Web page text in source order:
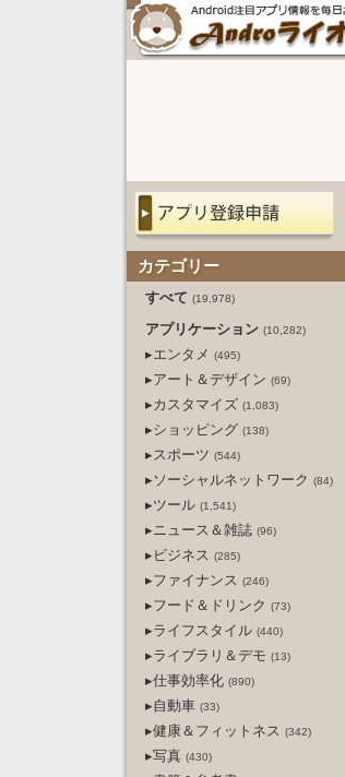
カテゴリー
すべて (19,978)
アプリケーション (10,282)
▸エンタメ (495)
▸アート＆デザイン (69)
▸カスタマイズ (1,083)
▸ショッピング (138)
▸スポーツ (544)
▸ソーシャルネットワーク (84)
▸ツール (1,541)
▸ニュース＆雑誌 (96)
▸ビジネス (285)
▸ファイナンス (246)
▸フード＆ドリンク (73)
▸ライフスタイル (440)
▸ライブラリ＆デモ (13)
▸仕事効率化 (890)
▸自動車 (33)
▸健康＆フィットネス (342)
▸写真 (430)